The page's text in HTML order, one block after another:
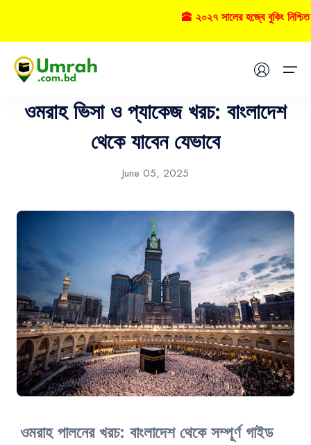
Home
About US
FAQs
Contact
ওমরাহ ভিসা ও প্যাকেজ খরচ: বাংলাদেশ
থেকে যাবেন যেভাবে
June 05, 2025
ওমরাহ পালনের খরচ: বাংলাদেশ থেকে সম্পূর্ণ গাইড
🕋 ২০২৭ সালের হজ্বে বুকিং